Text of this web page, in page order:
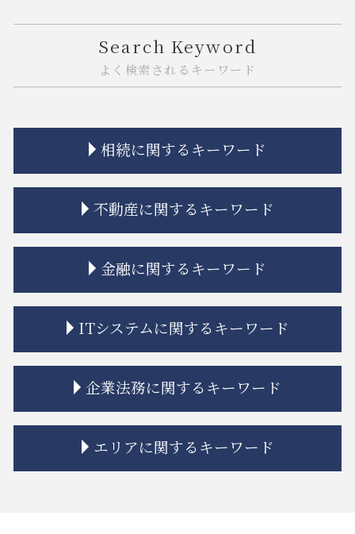
Search Keyword
よく検索されるキーワード
相続に関するキーワード
連れ子 相続
相続放棄 認められない事例
相続 学費 特別受益
相続 未成年 特別代理人
限定承認 手続き
相続 分割協議書
相続放棄
相続 寄与分
相続 限定承認
遺留分 時効
不動産に関するキーワード
立ち退き 拒否
相隣関係 トラブル
市街地再開発 流れ
市街地再開発 問題点
不動産トラブル 相談 賃貸
不動産トラブル 裁判
市街地再開発 地区計画
市街地再開発 法律
金融に関するキーワード
金融商品 分類
金融商品 種類
金貨金融 違法
金融商品 詐欺
金貨金融 ヤミ金
金融 銀行
ITシステムに関するキーワード
誹謗中傷 弁護士
誹謗中傷 罰金
itシステム リスク
リーガルチェック システム
企業法務に関するキーワード
問題社員 解雇
企業法務 総務
エリアに関するキーワード